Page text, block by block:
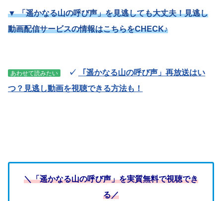
▼ 「遥かなる山の呼び声」を見逃しても大丈夫！見逃し
動画配信サービスの情報はこちらをCHECK♪
あわせて読みたい ✓
「遥かなる山の呼び声」再放送はい
つ？見逃し動画を視聴できる方法も！
＼「遥かなる山の呼び声」を実質無料で視聴でき
る／